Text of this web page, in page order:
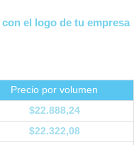
el logo de tu empresa
Precio por volumen
$22.888,24
$22.322,08